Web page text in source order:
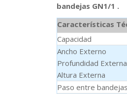
bandejas GN1/1 .
Características
Capacidad
Ancho Externo
Profundidad Externa
Altura Externa
Paso entre bandejas